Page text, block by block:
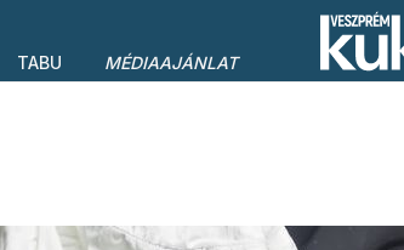
TABU MÉDIAAJÁNLAT